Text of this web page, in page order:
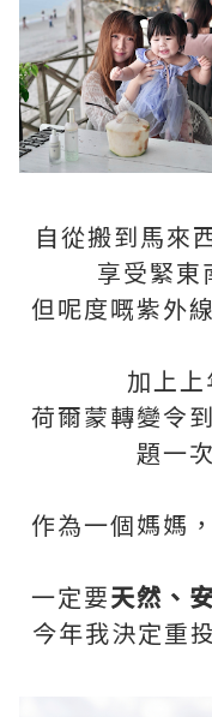
自從搬到馬來
享受緊東
但呢度嘅紫外
加上上
荷爾蒙轉變令
題一
作為一個媽媽
一定要天然、
今年我決定重